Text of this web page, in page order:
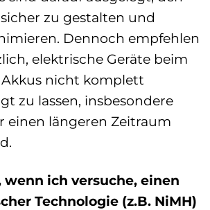
zu gestalten und
Dennoch empfehlen
elektrische Geräte beim
nicht komplett
zu lassen, insbesondere
einen längeren Zeitraum
wenn ich versuche, einen
Technologie (z.B. NiMH)